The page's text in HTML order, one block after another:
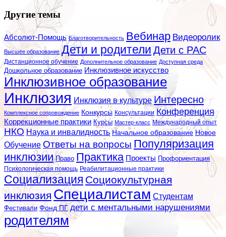
Другие темы
Абсолют-Помощь Благотворительность Вебинар Видеоролик
Высшее образование Дети и родители Дети с РАС
Дистанционное обучение Дополнительное образование Доступная среда
Дошкольное образование Инклюзивное искусство
Инклюзивное образование
Инклюзия Инклюзия в культуре Интересно
Комплексное сопровождение Конкурсы Консультации Конференция
Коррекционные практики Курсы Мастер-класс Международный опыт
НКО Наука и инвалидность Начальное образование Новое
Обучение Ответы на вопросы Популяризация
инклюзии Право Практика Проекты Профориентация
Психологическая помощь Реабилитационные практики
Социализация Социокультурная
инклюзия Специалистам Студентам
Фестивали Фонд ПГ дети с ментальными нарушениями
родителям